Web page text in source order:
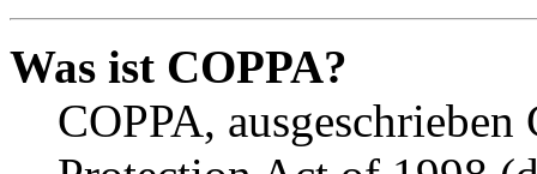
Was ist COPPA?
COPPA,